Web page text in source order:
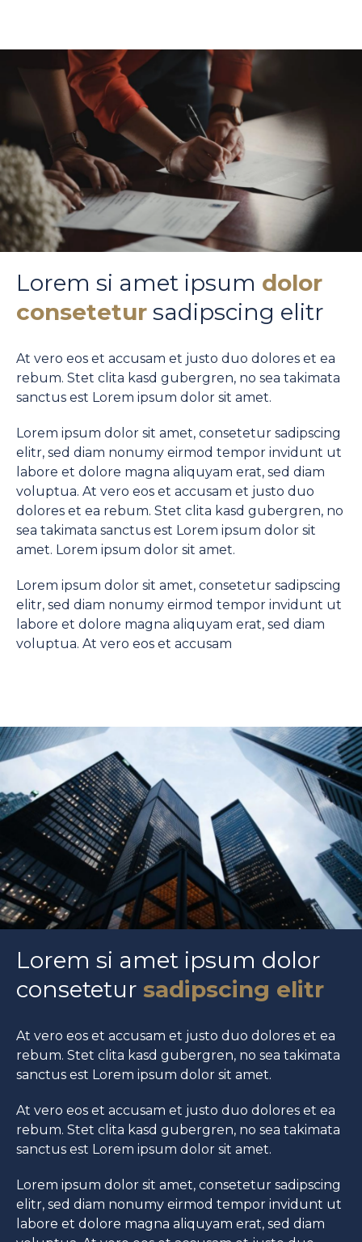
Lorem si amet ipsum dolor
consetetur sadipscing elitr
At vero eos et accusam et justo duo dolores et ea
rebum. Stet clita kasd gubergren, no sea takimata
sanctus est Lorem ipsum dolor sit amet.
Lorem ipsum dolor sit amet, consetetur sadipscing
elitr, sed diam nonumy eirmod tempor invidunt ut
labore et dolore magna aliquyam erat, sed diam
voluptua. At vero eos et accusam et justo duo
dolores et ea rebum. Stet clita kasd gubergren, no
sea takimata sanctus est Lorem ipsum dolor sit
amet. Lorem ipsum dolor sit amet.
Lorem ipsum dolor sit amet, consetetur sadipscing
elitr, sed diam nonumy eirmod tempor invidunt ut
labore et dolore magna aliquyam erat, sed diam
voluptua. At vero eos et accusam
Lorem si amet ipsum dolor
consetetur sadipscing elitr
At vero eos et accusam et justo duo dolores et ea
rebum. Stet clita kasd gubergren, no sea takimata
sanctus est Lorem ipsum dolor sit amet.
At vero eos et accusam et justo duo dolores et ea
rebum. Stet clita kasd gubergren, no sea takimata
sanctus est Lorem ipsum dolor sit amet.
Lorem ipsum dolor sit amet, consetetur sadipscing
elitr, sed diam nonumy eirmod tempor invidunt ut
labore et dolore magna aliquyam erat, sed diam